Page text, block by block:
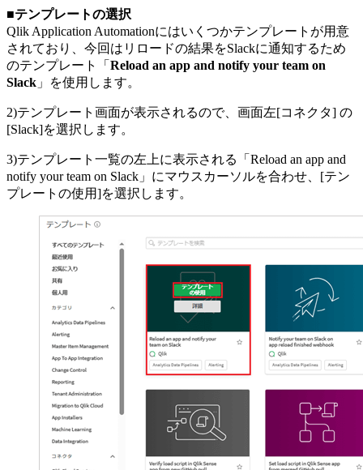
■テンプレートの選択
Qlik Application Automationにはいくつかテンプレートが用意
されており、今回はリロードの結果をSlackに通知するため
のテンプレート「 Reload an app and notify your team on
Slack 」を使用します。
2)テンプレート画面が表示されるので、画面左[コネクタ] の
[Slack]を選択します。
3)テンプレート一覧の左上に表示される「Reload an app and
notify your team on Slack」にマウスカーソルを合わせ、[テン
プレートの使用]を選択します。